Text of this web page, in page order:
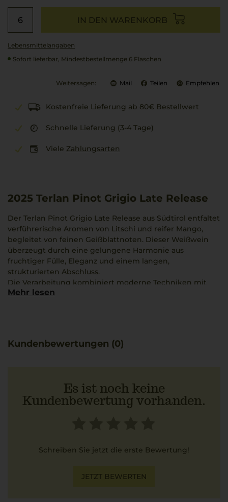
IN DEN WARENKORB
Lebensmittel­angaben
Sofort lieferbar, Mindestbestellmenge 6 Flaschen
Weitersagen: Mail Teilen Empfehlen
Kostenfreie Lieferung ab 80€ Bestellwert
Schnelle Lieferung (3-4 Tage)
Viele Zahlungsarten
2025 Terlan Pinot Grigio Late Release
Der Terlan Pinot Grigio Late Release aus Südtirol entfaltet
verführerische Aromen von Litschi und reifer Mango,
begleitet von feinen Geißblattnoten. Dieser Weißwein
überzeugt durch eine gelungene Harmonie aus
fruchtiger Fülle, Eleganz und einem langen,
strukturierten Abschluss.
Die Verarbeitung kombiniert moderne Techniken mit
dem ausgeprägten Innovationsgeist des Weinguts
Spaghetti alle Vongole, die die filigrane Art des Pinot
Mehr lesen
Kundenbewertungen (0)
Es ist noch keine
Kundenbewertung vorhanden.
Schreiben Sie jetzt die erste Bewertung!
JETZT BEWERTEN